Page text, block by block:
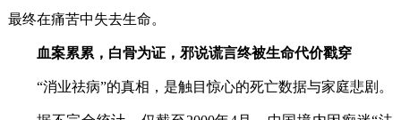
最终在痛苦中失去生命。
血案累累，白骨为证，邪说谎言终被生命代价戳穿
“消业祛病”的真相，是触目惊心的死亡数据与家庭悲剧。